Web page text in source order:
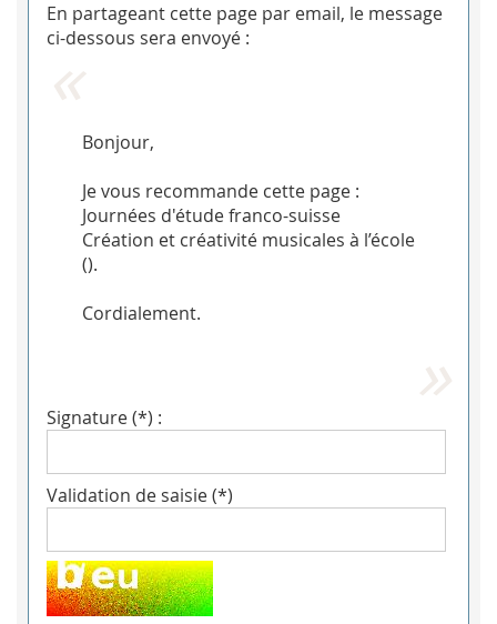
En partageant cette page par email, le message
ci-dessous sera envoyé :
Bonjour,
Je vous recommande cette page :
Journées d'étude franco-suisse
Création et créativité musicales à l’école
().
Cordialement.
Signature (*) :
Validation de saisie (*)